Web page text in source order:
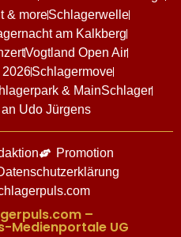
& moreSchlagerwelle
am Kalkberg
Vogtland Open Air
2026Schlagermove
& MainSchlager
Udo Jürgens
Promotion
–
Medienportale UG​